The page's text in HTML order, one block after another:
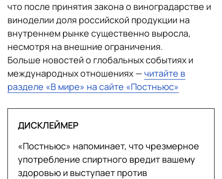
что после принятия закона о виноградарстве и
виноделии доля российской продукции на
внутреннем рынке существенно выросла,
несмотря на внешние ограничения.
Больше новостей о глобальных событиях и
международных отношениях — читайте в
разделе «В мире» на сайте «Постньюс»
ДИСКЛЕЙМЕР
«Постньюс» напоминает, что чрезмерное
употребление спиртного вредит вашему
здоровью и выступает против